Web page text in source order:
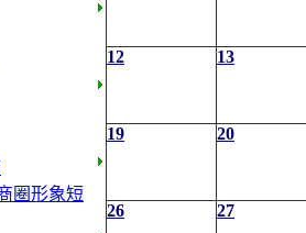
12 13
19 20
26 27